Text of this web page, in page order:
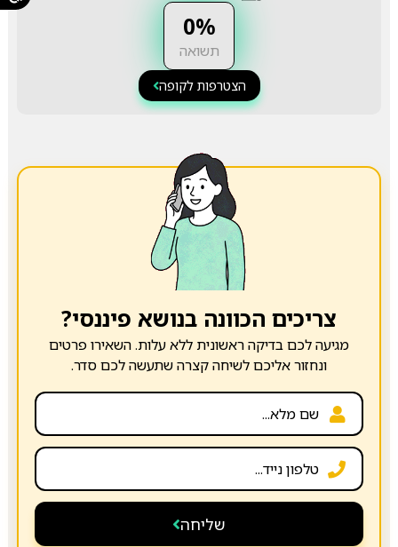
0%
תשואה
הצטרפות לקופה
צריכים הכוונה בנושא פיננסי?
מגיעה לכם בדיקה ראשונית ללא עלות. השאירו פרטים
ונחזור אליכם לשיחה קצרה שתעשה לכם סדר.
שליחה